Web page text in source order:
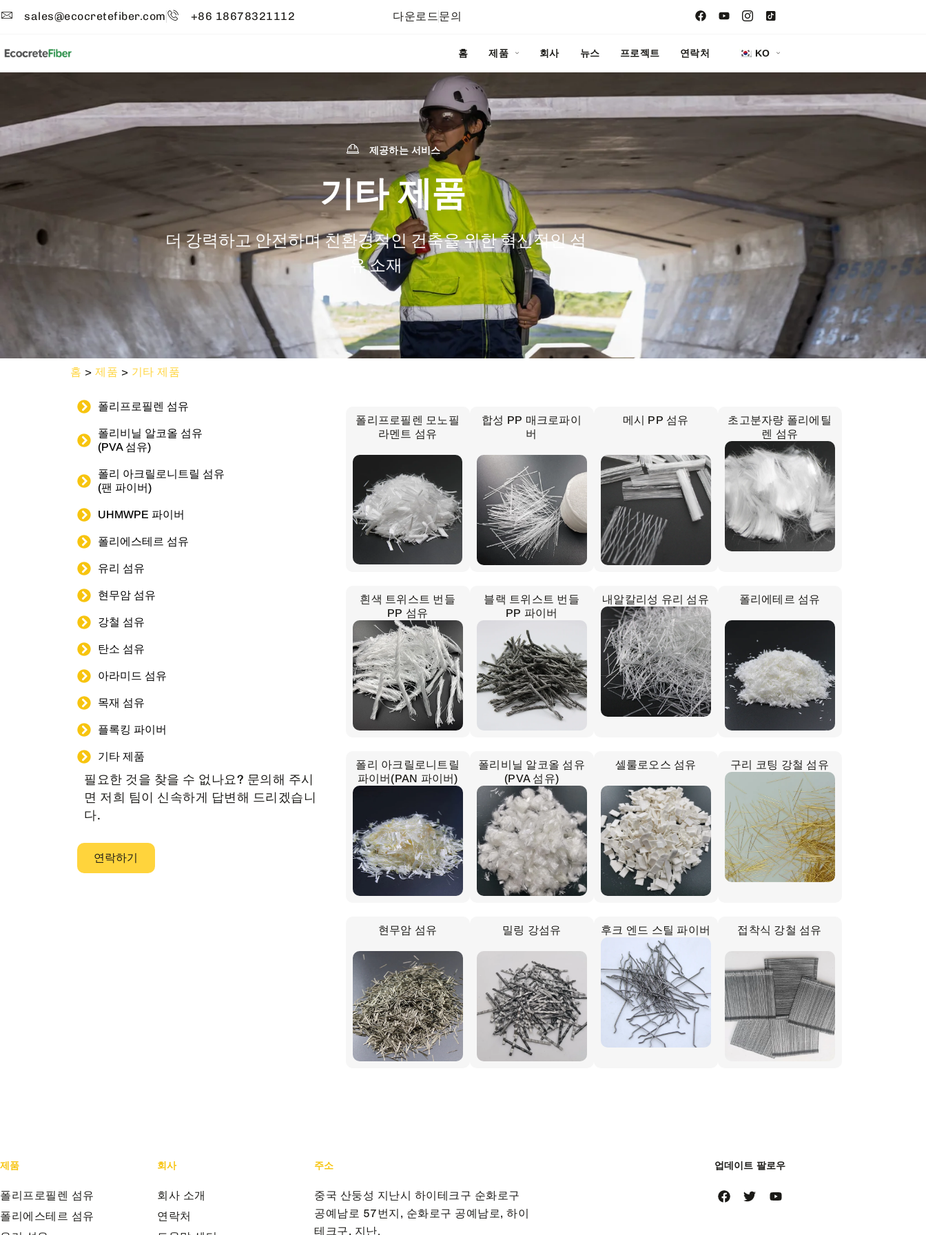
sales@ecocretefiber.com +86 18678321112 다운로드문의
홈 제품 회사 뉴스 프로젝트 연락처 KO
제공하는 서비스
기타 제품
더 강력하고 안전하며 친환경적인 건축을 위한 혁신적인 섬
유 소재
홈 > 제품 > 기타 제품
폴리프로필렌 섬유
폴리비닐 알코올 섬유
(PVA 섬유)
폴리 아크릴로니트릴 섬유
(팬 파이버)
UHMWPE 파이버
폴리에스테르 섬유
유리 섬유
현무암 섬유
강철 섬유
탄소 섬유
아라미드 섬유
목재 섬유
플록킹 파이버
기타 제품
필요한 것을 찾을 수 없나요? 문의해 주시
면 저희 팀이 신속하게 답변해 드리겠습니
다.
연락하기
폴리프로필렌 모노필
라멘트 섬유
합성 PP 매크로파이
버
메시 PP 섬유
초고분자량 폴리에틸
렌 섬유
흰색 트위스트 번들
PP 섬유
블랙 트위스트 번들
PP 파이버
내알칼리성 유리 섬유 폴리에테르 섬유
폴리 아크릴로니트릴
파이버(PAN 파이버)
폴리비닐 알코올 섬유
(PVA 섬유)
셀룰로오스 섬유 구리 코팅 강철 섬유
현무암 섬유 밀링 강섬유 후크 엔드 스틸 파이버 접착식 강철 섬유
제품
폴리프로필렌 섬유
폴리에스테르 섬유
회사
회사 소개
연락처
주소
중국 산둥성 지난시 하이테크구 순화로구
공예남로 57번지, 순화로구 공예남로, 하이
테크구, 지난.
업데이트 팔로우